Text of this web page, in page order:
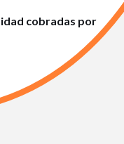
cobradas por